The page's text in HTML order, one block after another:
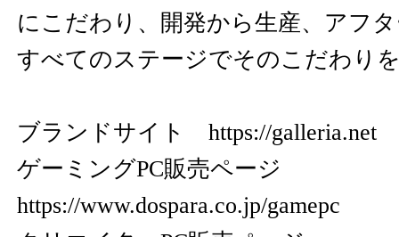
にこだわり、開発から生産、アフ
すべてのステージでそのこだわり
ブランドサイト https://galleria.net
ゲーミングPC販売ページ
https://www.dospara.co.jp/gamepc